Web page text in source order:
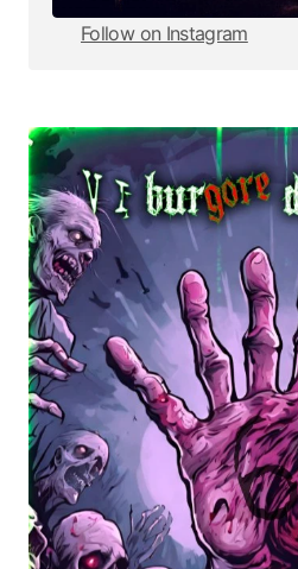
Follow on Instagram